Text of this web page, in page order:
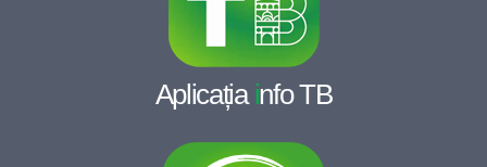
Aplicația info TB